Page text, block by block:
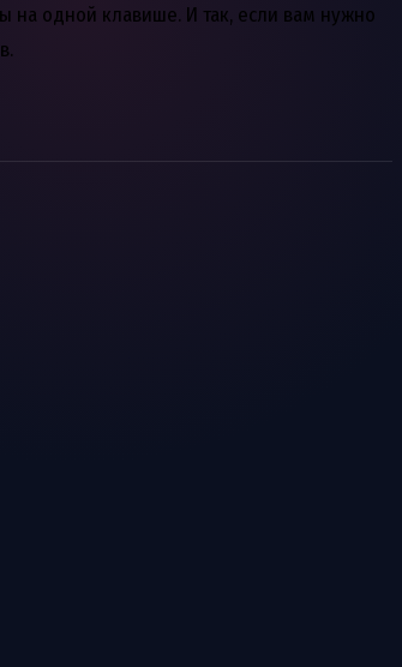
на одной клавише. И так, если вам нужно